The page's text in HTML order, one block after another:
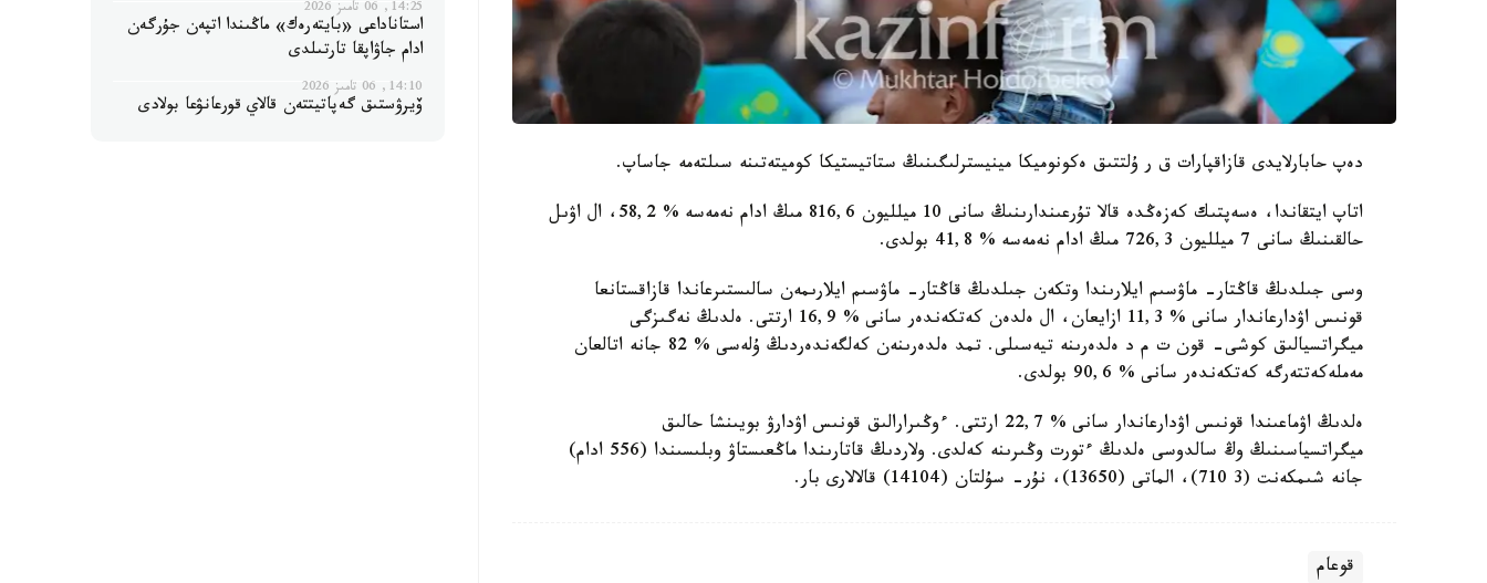
دەپ حابارلايدى قازاقپارات ق ر ۇلتتىق ەكونوميكا مينيسترلىگىنىڭ ستاتيستيكا كوميتەتىنە سىلتەمە جاساپ.
اتاپ ايتقاندا، ەسەپتىك كەزەڭدە قالا تۇرعىندارىنىڭ سانى 10 ميلليون 816,6 مىڭ ادام نەمەسە % 58,2، ال اۋىل
حالقىنىڭ سانى 7 ميلليون 726,3 مىڭ ادام نەمەسە % 41,8 بولدى.
وسى جىلدىڭ قاڭتار- ماۋسىم ايلارىندا وتكەن جىلدىڭ قاڭتار- ماۋسىم ايلارىمەن سالىستىرعاندا قازاقستانعا
قونىس اۋدارعاندار سانى % 11,3 ازايعان، ال ەلدەن كەتكەندەر سانى % 16,9 ارتتى. ەلدىڭ نەگىزگى
ميگراتسيالىق كوشى- قون ت م د ەلدەرىنە تيەسىلى. تمد ەلدەرىنەن كەلگەندەردىڭ ۇلەسى % 82 جانە اتالعان
مەملەكەتتەرگە كەتكەندەر سانى % 90,6 بولدى.
ەلدىڭ اۋماعىندا قونىس اۋدارعاندار سانى % 22,7 ارتتى. ءوڭىرارالىق قونىس اۋدارۋ بويىنشا حالىق
ميگراتسياسىنىڭ وڭ سالدوسى ەلدىڭ ءتورت وڭىرىنە كەلدى. ولاردىڭ قاتارىندا ماڭعىستاۋ وبلىسىندا (556 ادام)
جانە شىمكەنت (3 710)، الماتى (13650)، نۇر- سۇلتان (14104) قالالارى بار.
قوعام
14:25, 06 تامىز 2026
استاناداعى «بايتەرەك» ماڭىندا اتپەن جۇرگەن
ادام جاۋاپقا تارتىلدى
14:10, 06 تامىز 2026
ۆيرۋستىق گەپاتيتتەن قالاي قورعانۋعا بولادى